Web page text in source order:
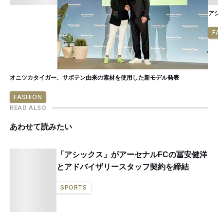
オニツカタイガー、サボテン由来の素材を使用した新モデル発表
FASHION
ア
READ ALSO
あわせて読みたい
「アシックス」がアーセナルFCの冨安健洋
とアドバイザリースタッフ契約を締結
SPORTS